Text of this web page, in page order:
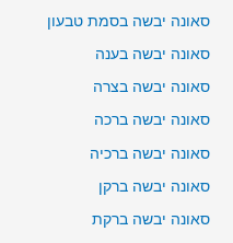
סאונה יבשה בסמת טבעון
סאונה יבשה בענה
סאונה יבשה בצרה
סאונה יבשה ברכה
סאונה יבשה ברכיה
סאונה יבשה ברקן
סאונה יבשה ברקת